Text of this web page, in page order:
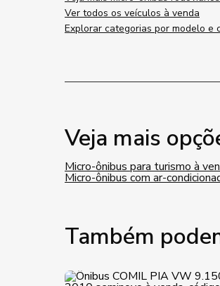
Ver todos os veículos à venda
Explorar categorias por modelo e
Veja mais
Micro-ônibus para turismo à
Micro-ônibus com ar-
Também